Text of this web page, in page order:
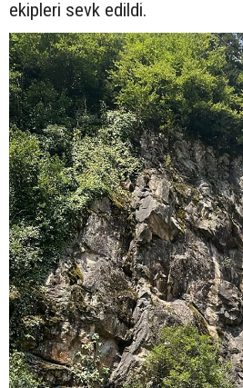
ekipleri sevk edildi.